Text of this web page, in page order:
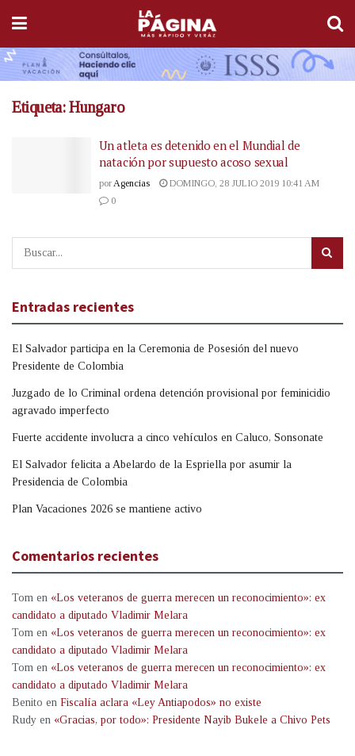
Etiqueta:Hungaro
Un atleta es detenido en el Mundial de
natación por supuesto acoso sexual
por Agencias
DOMINGO, 28 JULIO 2019 10:41 AM
0
Entradas recientes
El Salvador participa en la Ceremonia de Posesión del nuevo
Presidente de Colombia
Juzgado de lo Criminal ordena detención provisional por feminicidio
agravado imperfecto
Fuerte accidente involucra a cinco vehículos en Caluco, Sonsonate
El Salvador felicita a Abelardo de la Espriella por asumir la
Presidencia de Colombia
Plan Vacaciones 2026 se mantiene activo
Comentarios recientes
Tom en «Los veteranos de guerra merecen un reconocimiento»: ex
candidato a diputado Vladimir Melara
Tom en «Los veteranos de guerra merecen un reconocimiento»: ex
candidato a diputado Vladimir Melara
Tom en «Los veteranos de guerra merecen un reconocimiento»: ex
candidato a diputado Vladimir Melara
Benito en Fiscalía aclara «Ley Antiapodos» no existe
Rudy en «Gracias, por todo»: Presidente Nayib Bukele a Chivo Pets